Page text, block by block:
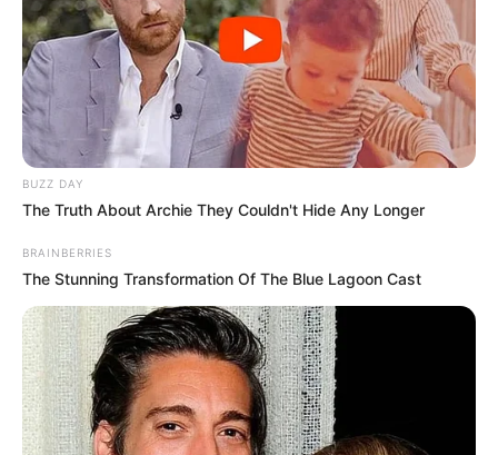
BUZZ DAY
The Truth About Archie They Couldn't Hide Any Longer
BRAINBERRIES
The Stunning Transformation Of The Blue Lagoon Cast